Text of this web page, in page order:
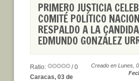
PRIMERO JUSTICIA
COMITÉ POLÍTICO
RESPALDO A LA
EDMUNDO GONZÁLEZ
Creado en Lunes,
Ratio:
/ 0
Caracas, 03 de